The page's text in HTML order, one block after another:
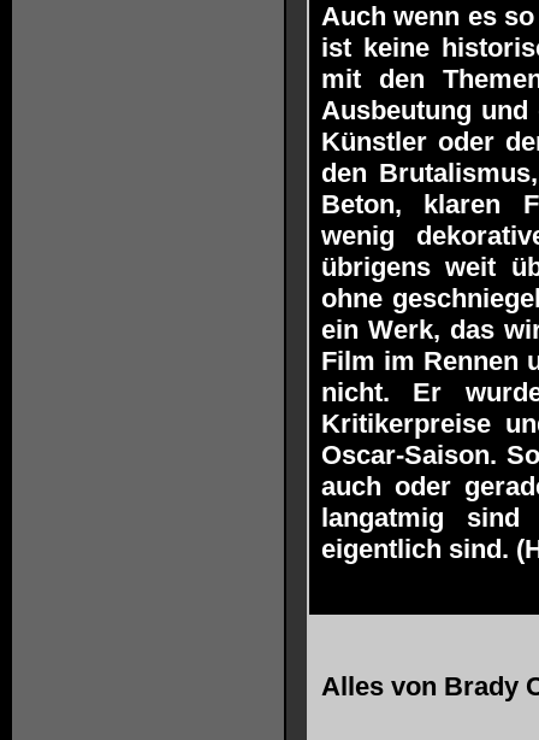
Auch wenn es
ist keine
mit den
Ausbeutung
Künstler oder
den
Beton, klaren
wenig
übrigens weit
ohne
ein Werk, das
Film im Rennen
nicht. Er
Kritikerpreise
Oscar-Saison.
auch oder
langatmig
eigentlich sind.
Alles von Brady